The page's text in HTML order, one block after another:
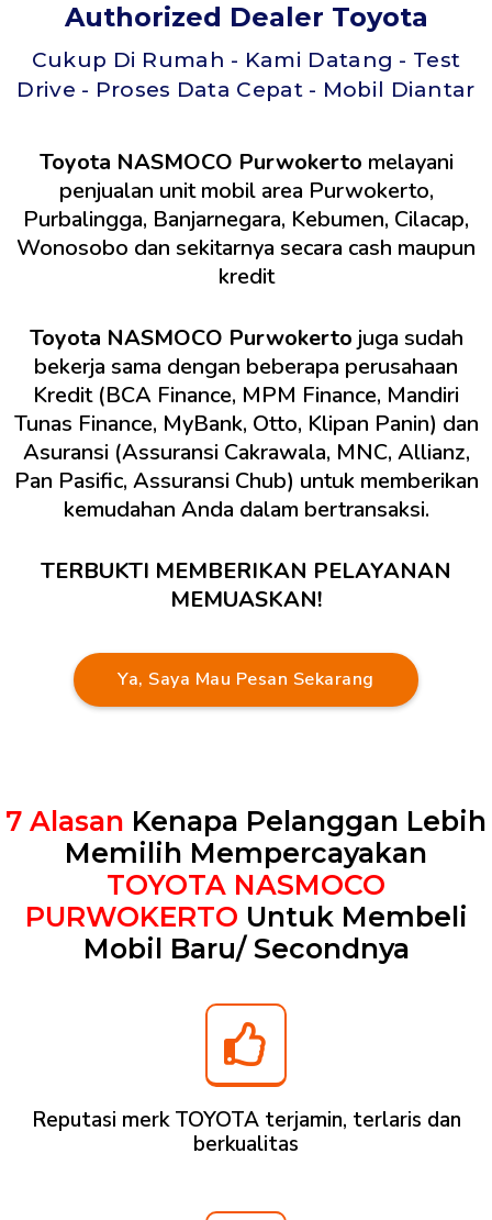
Authorized Dealer Toyota
Cukup Di Rumah - Kami Datang - Test
Drive - Proses Data Cepat - Mobil Diantar
Toyota NASMOCO Purwokerto melayani
penjualan unit mobil area Purwokerto,
Purbalingga, Banjarnegara, Kebumen, Cilacap,
Wonosobo dan sekitarnya secara cash maupun
kredit
Toyota NASMOCO Purwokerto juga sudah
bekerja sama dengan beberapa perusahaan
Kredit (BCA Finance, MPM Finance, Mandiri
Tunas Finance, MyBank, Otto, Klipan Panin) dan
Asuransi (Assuransi Cakrawala, MNC, Allianz,
Pan Pasific, Assuransi Chub) untuk memberikan
kemudahan Anda dalam bertransaksi.
TERBUKTI MEMBERIKAN PELAYANAN
MEMUASKAN!
Ya, Saya Mau Pesan Sekarang
7 Alasan Kenapa Pelanggan Lebih
Memilih Mempercayakan
TOYOTA NASMOCO
PURWOKERTO Untuk Membeli
Mobil Baru/ Secondnya
Reputasi merk TOYOTA terjamin, terlaris dan
berkualitas